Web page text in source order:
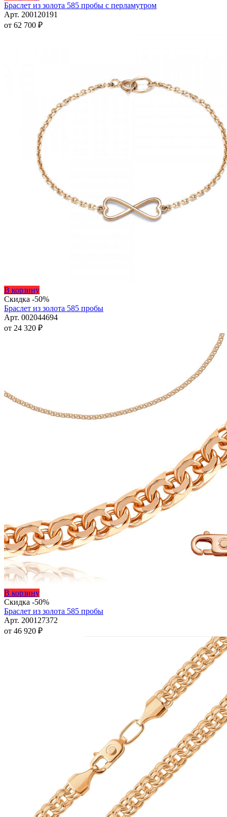
товар
имеет
несколько
Браслет из золота 585 пробы с перламутром
Арт. 200120191
от 62 700 ₽
В корзинуЭтот
товар
имеет
несколько
вариаций.
Скидка -50%
Браслет из золота 585 пробы
Арт. 002044694
от 24 320 ₽
В корзинуЭтот
товар
имеет
несколько
вариаций.
Скидка -50%
Браслет из золота 585 пробы
Арт. 200127372
от 46 920 ₽